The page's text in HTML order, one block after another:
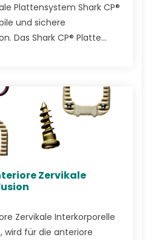
Plattensystem Shark CP®
und sichere
Das Shark CP® Platte...
Zervikale
Zervikale Interkorporelle
wird für die anteriore